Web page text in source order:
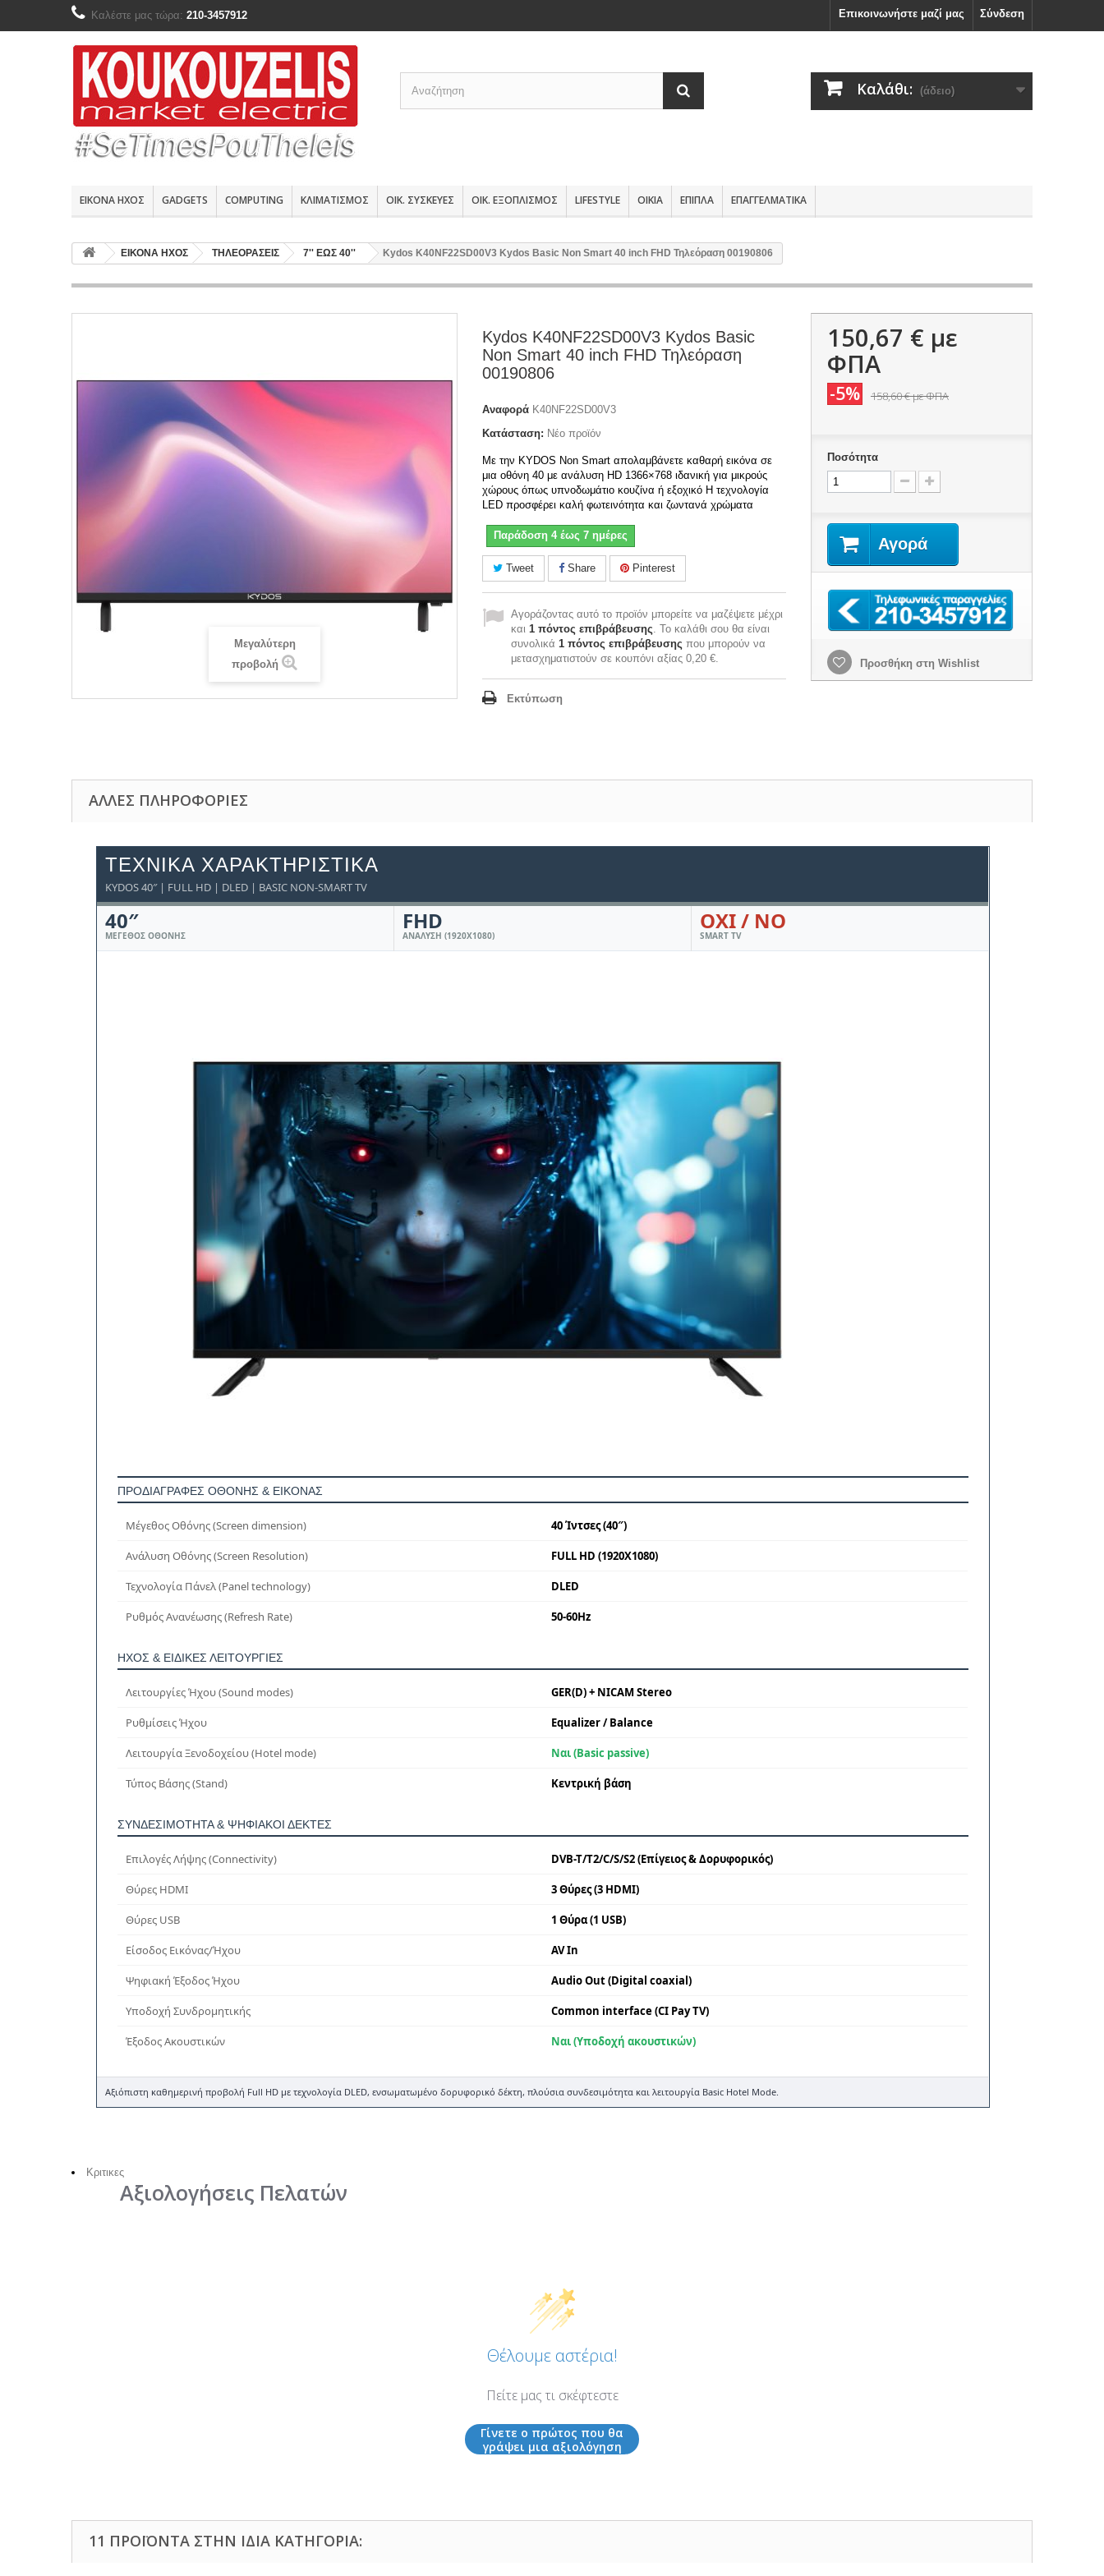
Σύνδεση
Επικοινωνήστε μαζί μας
Καλέστε μας τώρα: 210-3457912
Καλάθι: (άδειο)
ΕΙΚΟΝΑ ΗΧΟΣ GADGETS COMPUTING ΚΛΙΜΑΤΙΣΜΟΣ ΟΙΚ. ΣΥΣΚΕΥΕΣ ΟΙΚ. ΕΞΟΠΛΙΣΜΟΣ LIFESTYLE ΟΙΚΙΑ ΕΠΙΠΛΑ ΕΠΑΓΓΕΛΜΑΤΙΚΑ
ΕΙΚΟΝΑ ΗΧΟΣ ΤΗΛΕΟΡΑΣΕΙΣ 7'' ΕΩΣ 40'' Kydos K40NF22SD00V3 Kydos Basic Non Smart 40 inch FHD Τηλεόραση 00190806
Μεγαλύτερη
προβολή
Kydos K40NF22SD00V3 Kydos Basic
Non Smart 40 inch FHD Τηλεόραση
00190806
Αναφορά K40NF22SD00V3
Κατάσταση: Νέο προϊόν
Με την KYDOS Non Smart απολαμβάνετε καθαρή εικόνα σε
μια οθόνη 40 με ανάλυση HD 1366×768 ιδανική για μικρούς
χώρους όπως υπνοδωμάτιο κουζίνα ή εξοχικό Η τεχνολογία
LED προσφέρει καλή φωτεινότητα και ζωντανά χρώματα
Παράδοση 4 έως 7 ημέρες
Tweet Share Pinterest
Αγοράζοντας αυτό το προϊόν μπορείτε να μαζέψετε μέχρι
και 1 πόντος επιβράβευσης. Το καλάθι σου θα είναι
συνολικά 1 πόντος επιβράβευσης που μπορούν να
μετασχηματιστούν σε κουπόνι αξίας 0,20 €.
Εκτύπωση
150,67 € με
ΦΠΑ
-5% 158,60 €με ΦΠΑ
Ποσότητα
Αγορά
Προσθήκη στη Wishlist
ΆΛΛΕΣ ΠΛΗΡΟΦΟΡΊΕΣ
ΤΕΧΝΙΚΆ ΧΑΡΑΚΤΗΡΙΣΤΙΚΆ
KYDOS 40″ | FULL HD | DLED | BASIC NON-SMART TV
40″
ΜΈΓΕΘΟΣ ΟΘΌΝΗΣ
FHD
ΑΝΆΛΥΣΗ (1920X1080)
ΟΧΙ / NO
SMART TV
ΠΡΟΔΙΑΓΡΑΦΈΣ ΟΘΌΝΗΣ & ΕΙΚΌΝΑΣ
Μέγεθος Οθόνης (Screen dimension) 40 Ίντσες (40″)
Ανάλυση Οθόνης (Screen Resolution) FULL HD (1920X1080)
Τεχνολογία Πάνελ (Panel technology) DLED
Ρυθμός Ανανέωσης (Refresh Rate) 50-60Hz
ΉΧΟΣ & ΕΙΔΙΚΈΣ ΛΕΙΤΟΥΡΓΊΕΣ
Λειτουργίες Ήχου (Sound modes) GER(D) + NICAM Stereo
Ρυθμίσεις Ήχου Equalizer / Balance
Λειτουργία Ξενοδοχείου (Hotel mode) Ναι (Basic passive)
Τύπος Βάσης (Stand) Κεντρική βάση
ΣΥΝΔΕΣΙΜΌΤΗΤΑ & ΨΗΦΙΑΚΟΊ ΔΈΚΤΕΣ
Επιλογές Λήψης (Connectivity) DVB-T/T2/C/S/S2 (Επίγειος & Δορυφορικός)
Θύρες HDMI 3 Θύρες (3 HDMI)
Θύρες USB 1 Θύρα (1 USB)
Είσοδος Εικόνας/Ήχου AV In
Ψηφιακή Έξοδος Ήχου Audio Out (Digital coaxial)
Υποδοχή Συνδρομητικής Common interface (CI Pay TV)
Έξοδος Ακουστικών Ναι (Υποδοχή ακουστικών)
Αξιόπιστη καθημερινή προβολή Full HD με τεχνολογία DLED, ενσωματωμένο δορυφορικό δέκτη, πλούσια συνδεσιμότητα και λειτουργία Basic Hotel Mode.
Κριτικες
Αξιολογήσεις Πελατών
Θέλουμε αστέρια!
Πείτε μας τι σκέφτεστε
Γίνετε ο πρώτος που θα
γράψει μια αξιολόγηση
11 ΠΡΟΪΌΝΤΑ ΣΤΗΝ ΊΔΙΑ ΚΑΤΗΓΟΡΊΑ: